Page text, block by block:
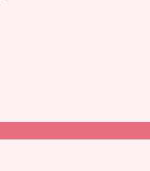
aneka menu yg
promo di food
Terutama minuman